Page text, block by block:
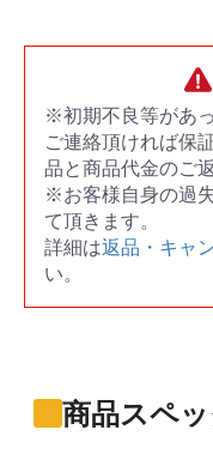
※初期不良等があ
ご連絡頂ければ保
品と商品代金のご
※お客様自身の過
て頂きます。
詳細は返品・キャ
い。
商品スペッ